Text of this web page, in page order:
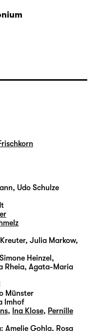
Udo Schulze
Julia Markow,
Heinzel,
Rheia, Agata-Maria
Münster
Imhof
, Ina Klose, Pernille
Amelie Gohla, Rosa